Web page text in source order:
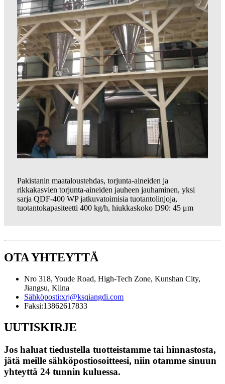
Pakistanin maataloustehdas, torjunta-aineiden ja
rikkakasvien torjunta-aineiden jauheen jauhaminen, yksi
sarja QDF-400 WP jatkuvatoimisia tuotantolinjoja,
tuotantokapasiteetti 400 kg/h, hiukkaskoko D90: 45 μm
OTA YHTEYTTÄ
Nro 318, Youde Road, High-Tech Zone, Kunshan City,
Jiangsu, Kiina
Sähköposti:xrj@ksqiangdi.com
Faksi:13862617833
UUTISKIRJE
Jos haluat tiedustella tuotteistamme tai hinnastosta,
jätä meille sähköpostiosoitteesi, niin otamme sinuun
yhteyttä 24 tunnin kuluessa.